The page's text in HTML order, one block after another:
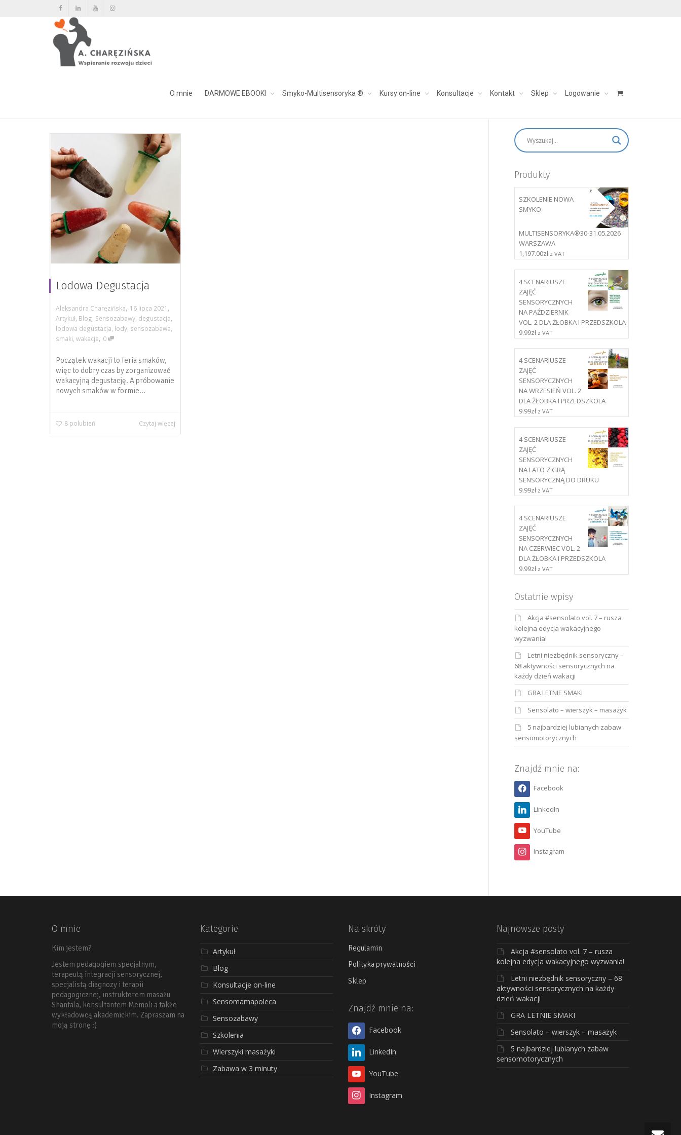
O mnie DARMOWE EBOOKI Smyko-Multisensoryka ® Kursy on-line Konsultacje Kontakt Sklep Logowanie
skontaktuj się: aleksandra@charezinska.pl
Lodowa Degustacja
Aleksandra Charęzińska, 16 lipca 2021 ,
Artykuł, Blog, Sensozabawy, degustacja,
lodowa degustacja, lody, sensozabawa,
smaki, wakacje, 0
Początek wakacji to feria smaków,
więc to dobry czas by zorganizować
wakacyjną degustację. A próbowanie
nowych smaków w formie...
8 polubień Czytaj więcej
Produkty
SZKOLENIE NOWA
SMYKO-
MULTISENSORYKA®30-31.05.2026
WARSZAWA
1,197.00zł z VAT
4 SCENARIUSZE
ZAJĘĆ
SENSORYCZNYCH
NA PAŹDZIERNIK
VOL. 2 DLA ŻŁOBKA I PRZEDSZKOLA
9.99zł z VAT
4 SCENARIUSZE
ZAJĘĆ
SENSORYCZNYCH
NA WRZESIEŃ VOL. 2
DLA ŻŁOBKA I PRZEDSZKOLA
9.99zł z VAT
4 SCENARIUSZE
ZAJĘĆ
SENSORYCZNYCH
NA LATO Z GRĄ
SENSORYCZNĄ DO DRUKU
9.99zł z VAT
4 SCENARIUSZE
ZAJĘĆ
SENSORYCZNYCH
NA CZERWIEC VOL. 2
DLA ŻŁOBKA I PRZEDSZKOLA
9.99zł z VAT
Ostatnie wpisy
Akcja #sensolato vol. 7 – rusza
kolejna edycja wakacyjnego
wyzwania!
Letni niezbędnik sensoryczny –
68 aktywności sensorycznych na
każdy dzień wakacji
GRA LETNIE SMAKI
Sensolato – wierszyk – masażyk
5 najbardziej lubianych zabaw
sensomotorycznych
Znajdź mnie na:
Facebook
LinkedIn
YouTube
Instagram
O mnie
Kim jestem?
Jestem pedagogiem specjalnym,
terapeutą integracji sensorycznej,
specjalistą diagnozy i terapii
pedagogicznej, instruktorem masażu
Shantala, konsultantem Memoli a także
wykładowcą akademickim. Zapraszam na
moją stronę :)
Kategorie
Artykuł
Blog
Konsultacje on-line
Sensomamapoleca
Sensozabawy
Szkolenia
Wierszyki masażyki
Zabawa w 3 minuty
Na skróty
Regulamin
Polityka prywatności
Sklep
Znajdź mnie na:
Facebook
LinkedIn
YouTube
Instagram
Najnowsze posty
Akcja #sensolato vol. 7 – rusza
kolejna edycja wakacyjnego wyzwania!
Letni niezbędnik sensoryczny – 68
aktywności sensorycznych na każdy
dzień wakacji
GRA LETNIE SMAKI
Sensolato – wierszyk – masażyk
5 najbardziej lubianych zabaw
sensomotorycznych